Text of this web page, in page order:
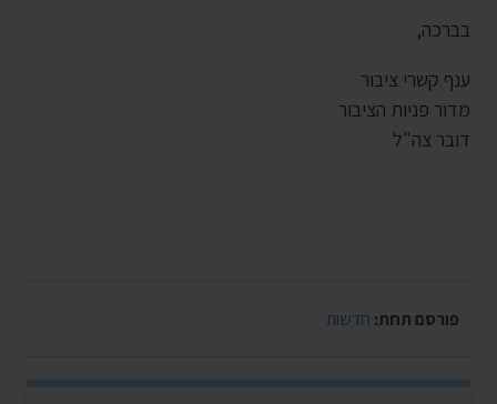
בברכה,
ענף קשרי ציבור
מדור פניות הציבור
דובר צה"ל
פורסם תחת: חדשות